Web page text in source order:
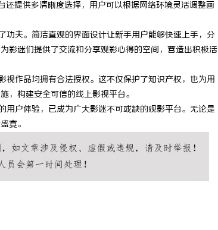
提供多清晰度选择，用户可以根据网络环境灵活调整画
夫。简洁直观的界面设计让新手用户能够快速上手，分
影迷们提供了交流和分享观影心得的空间，营造出积极活
作品均拥有合法授权。这不仅保护了知识产权，也为用
，构建安全可信的线上影视平台。
户体验，已成为广大影迷不可或缺的观影平台。无论是
宴。
定制的眉眼
淡颜系女生的
武汉配眼镜 上海配眼镜